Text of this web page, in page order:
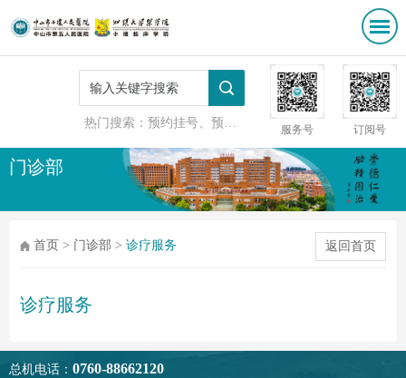
热门搜索：预约挂号、预防接种 服务号 订阅号
门诊部
返回首页
首页 > 门诊部 >诊疗服务
诊疗服务
总机电话： 0760-88662120